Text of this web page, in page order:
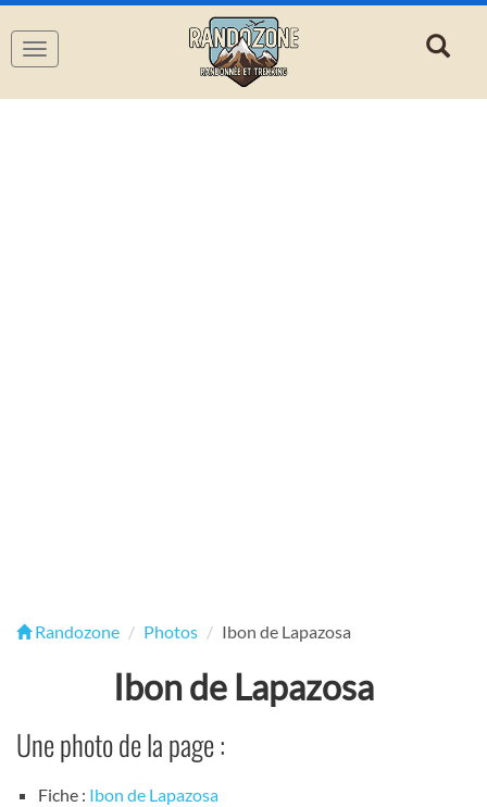
Navigation
Randozone Photos Ibon de Lapazosa
Ibon de Lapazosa
Une photo de la page :
Fiche : Ibon de Lapazosa